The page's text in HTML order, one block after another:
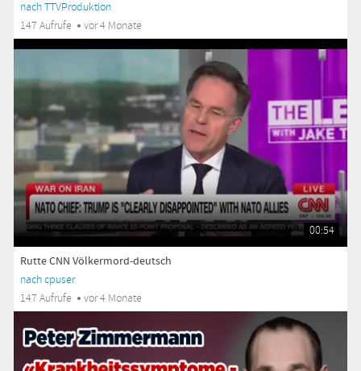
nach TTVProduktion
147 Aufrufe
vor 4 Monate
00:54
Rutte CNN Völkermord-deutsch
nach cpuser
147 Aufrufe
vor 4 Monate